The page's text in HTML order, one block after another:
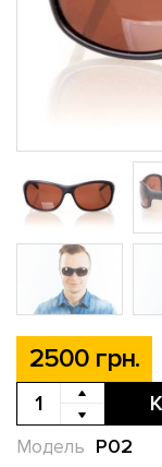
2500 грн.
P02
Модель